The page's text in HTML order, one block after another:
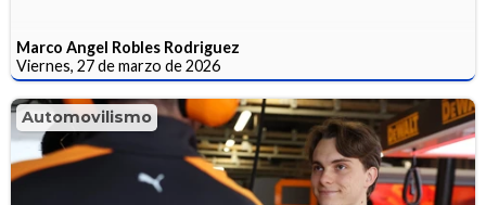
Marco Angel Robles Rodriguez
Viernes, 27 de marzo de 2026
Automovilismo